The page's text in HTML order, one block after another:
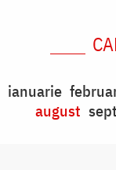
ianuarie
august